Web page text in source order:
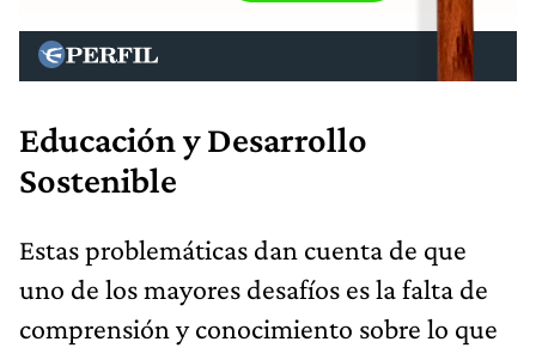
Educación y Desarrollo
Sostenible
Estas problemáticas dan cuenta de que
uno de los mayores desafíos es la falta de
comprensión y conocimiento sobre lo que